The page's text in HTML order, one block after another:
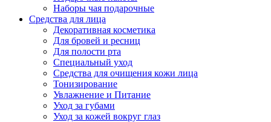
Наборы чая подарочные
Средства для лица
Декоративная косметика
Для бровей и ресниц
Для полости рта
Специальный уход
Средства для очищения кожи лица
Тонизирование
Увлажнение и Питание
Уход за губами
Уход за кожей вокруг глаз